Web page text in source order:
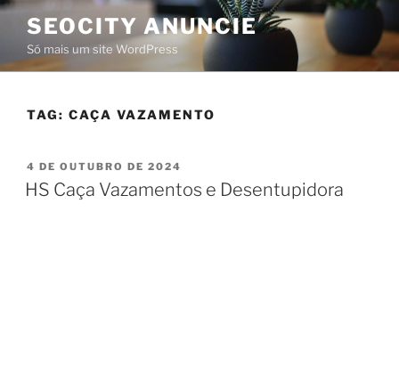
SEOCITY ANUNCIE
Só mais um site WordPress
TAG: CAÇA VAZAMENTO
4 DE OUTUBRO DE 2024
HS Caça Vazamentos e Desentupidora